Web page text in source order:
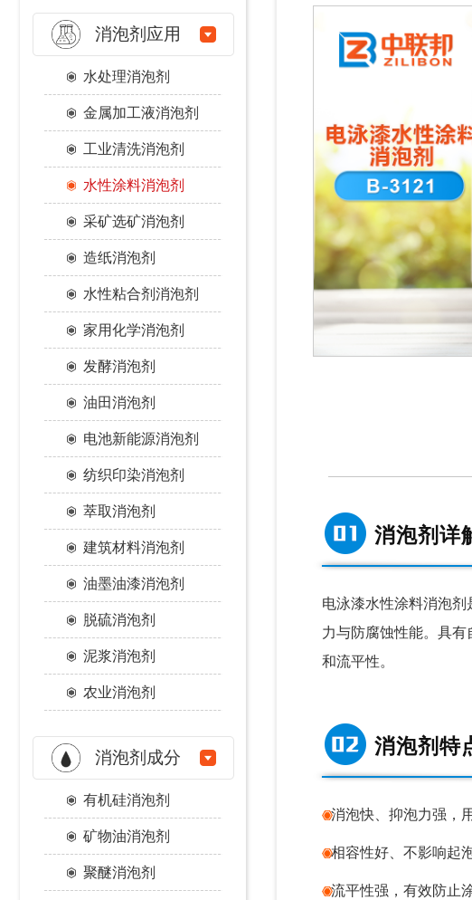
消泡剂应用
水处理消泡剂
金属加工液消泡剂
工业清洗消泡剂
水性涂料消泡剂
采矿选矿消泡剂
造纸消泡剂
水性粘合剂消泡剂
家用化学消泡剂
发酵消泡剂
油田消泡剂
电池新能源消泡剂
纺织印染消泡剂
萃取消泡剂
建筑材料消泡剂
油墨油漆消泡剂
脱硫消泡剂
泥浆消泡剂
农业消泡剂
消泡剂成分
有机硅消泡剂
矿物油消泡剂
聚醚消泡剂
消泡剂详
电泳漆水性涂料消泡
力与防腐蚀性能。具
和流平性。
消泡剂特
消泡快 、抑泡力强，
相容性好、 不影响起
流平性强，有效防止